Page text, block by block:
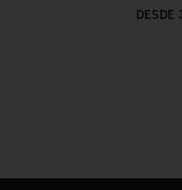
DESDE